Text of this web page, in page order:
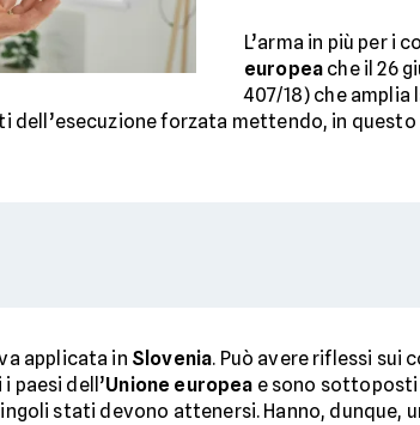
L’arma in più per i
europea che il 26
407/18) che
forzata mettendo, in
applicata in Slovenia. Può avere riflessi sui
paesi dell’Unione europea e sono
stati devono attenersi. Hanno, dunque,